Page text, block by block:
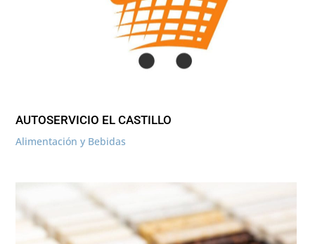
AUTOSERVICIO EL CASTILLO
Alimentación y Bebidas